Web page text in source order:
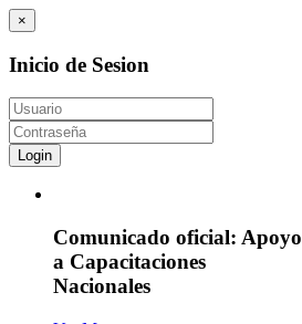
×
Inicio de Sesion
Login
Comunicado oficial: Apoyo
a Capacitaciones
Nacionales